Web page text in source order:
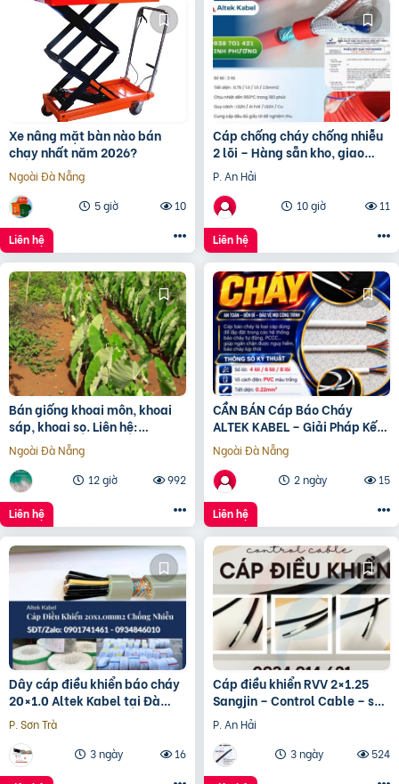
Xe nâng mặt bàn nào bán
chạy nhất năm 2026?
Ngoài Đà Nẵng
5 giờ
10
Liên hệ
Cáp chống cháy chống nhiễu
2 lõi – Hàng sẵn kho, giao
nhanh toàn quốc Đà Nẵng, HN
P. An Hải
10 giờ
11
Liên hệ
Bán giống khoai môn, khoai
sáp, khoai sọ. Liên hệ:
0937392133 Ms.Hằng
Ngoài Đà Nẵng
12 giờ
992
Liên hệ
CẦN BÁN Cáp Báo Cháy
ALTEK KABEL – Giải Pháp Kết
Nối An Toàn Cho Hệ Thống
Báo Cháy
Ngoài Đà Nẵng
2 ngày
15
Liên hệ
Dây cáp điều khiển báo cháy
20×1.0 Altek Kabel tại Đà
Nẵng
P. Sơn Trà
3 ngày
16
Cáp điều khiển RVV 2×1.25
Sangjin – Control Cable – sẵn
hàng kho HCM
P. An Hải
3 ngày
524